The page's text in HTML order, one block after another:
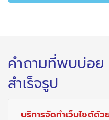
คำถามที่พบบ่อย
สำเร็จรูป
บริการจัดทำเว็บไซต์ด้